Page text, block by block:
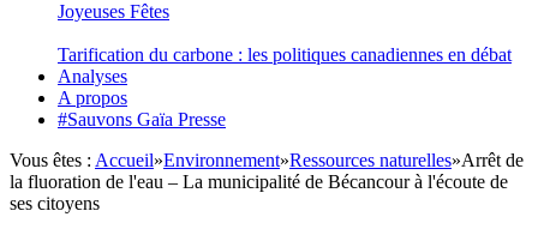
Joyeuses Fêtes
Tarification du carbone : les politiques canadiennes en débat
Analyses
A propos
#Sauvons Gaïa Presse
Vous êtes : Accueil»Environnement»Ressources naturelles»Arrêt de
la fluoration de l'eau – La municipalité de Bécancour à l'écoute de
ses citoyens